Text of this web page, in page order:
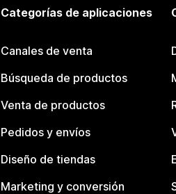
Categorías de aplicaciones
Canales de venta
Búsqueda de productos
Venta de productos
Pedidos y envíos
Diseño de tiendas
Marketing y conversión